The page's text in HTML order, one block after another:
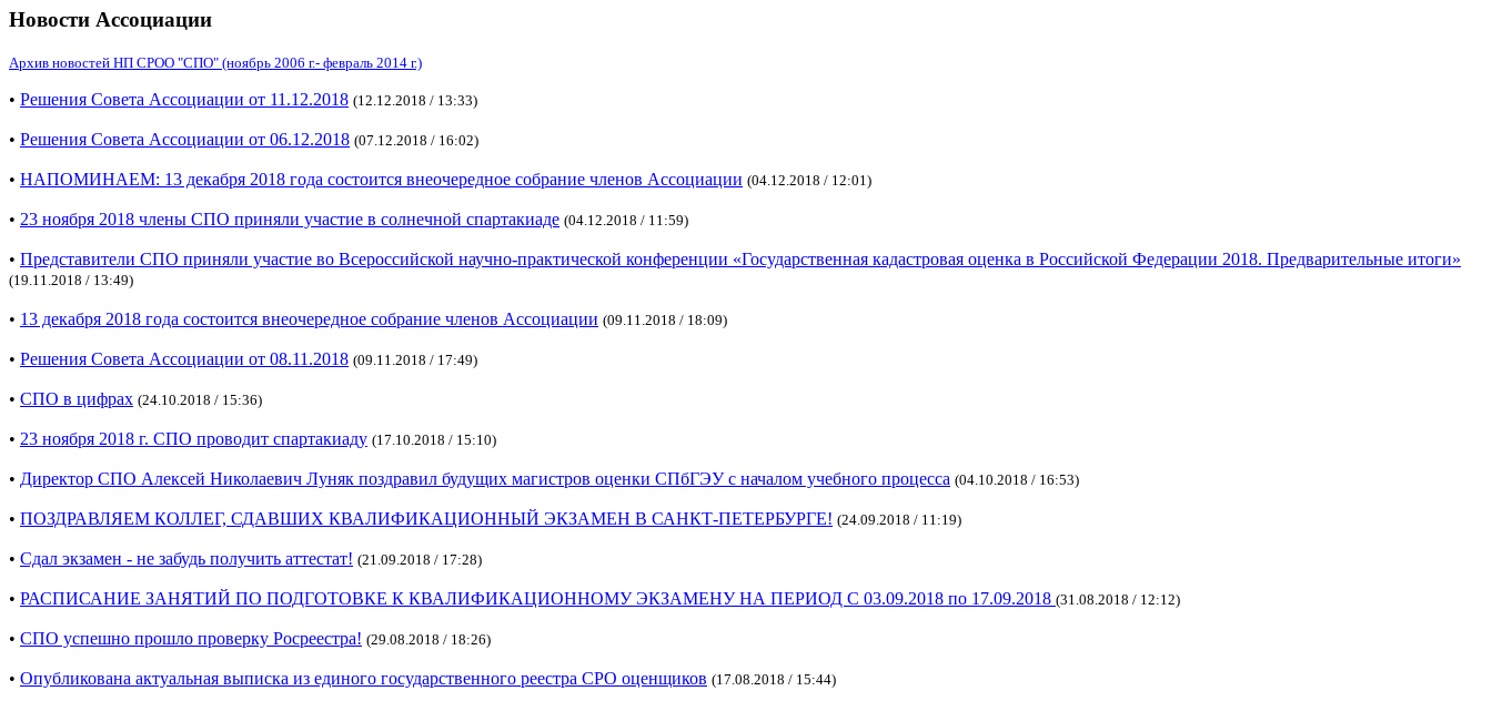
Новости Ассоциации
Архив новостей НП СРОО "СПО" (ноябрь 2006 г.- февраль 2014 г.)
• Решения Совета Ассоциации от 11.12.2018 (12.12.2018 / 13:33)
• Решения Совета Ассоциации от 06.12.2018 (07.12.2018 / 16:02)
• НАПОМИНАЕМ: 13 декабря 2018 года состоится внеочередное собрание членов Ассоциации (04.12.2018 / 12:01)
• 23 ноября 2018 члены СПО приняли участие в солнечной спартакиаде (04.12.2018 / 11:59)
• Представители СПО приняли участие во Всероссийской научно-практической конференции «Государственная кадастровая оценка в Российской Федерации 2018. Предварительные итоги»
(19.11.2018 / 13:49)
• 13 декабря 2018 года состоится внеочередное собрание членов Ассоциации (09.11.2018 / 18:09)
• Решения Совета Ассоциации от 08.11.2018 (09.11.2018 / 17:49)
• СПО в цифрах (24.10.2018 / 15:36)
• 23 ноября 2018 г. СПО проводит спартакиаду (17.10.2018 / 15:10)
• Директор СПО Алексей Николаевич Луняк поздравил будущих магистров оценки СПбГЭУ с началом учебного процесса (04.10.2018 / 16:53)
• ПОЗДРАВЛЯЕМ КОЛЛЕГ, СДАВШИХ КВАЛИФИКАЦИОННЫЙ ЭКЗАМЕН В САНКТ-ПЕТЕРБУРГЕ! (24.09.2018 / 11:19)
• Сдал экзамен - не забудь получить аттестат! (21.09.2018 / 17:28)
• РАСПИСАНИЕ ЗАНЯТИЙ ПО ПОДГОТОВКЕ К КВАЛИФИКАЦИОННОМУ ЭКЗАМЕНУ НА ПЕРИОД С 03.09.2018 по 17.09.2018 (31.08.2018 / 12:12)
• СПО успешно прошло проверку Росреестра! (29.08.2018 / 18:26)
• Опубликована актуальная выписка из единого государственного реестра СРО оценщиков (17.08.2018 / 15:44)